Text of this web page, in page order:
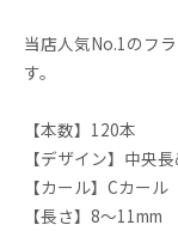
当店人気No.1のフ
す。
【本数】120本
【デザイン】中央
【カール】Cカール
【長さ】8〜11mm